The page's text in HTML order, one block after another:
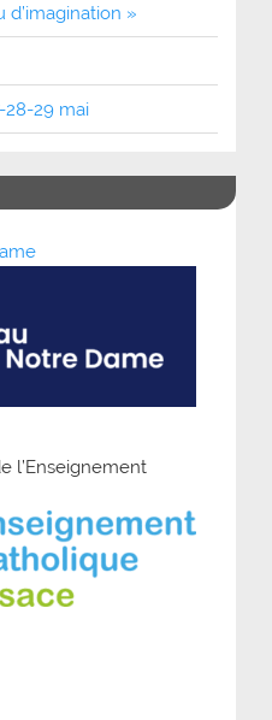
d’imagination »
28-29 mai
l’Enseignement